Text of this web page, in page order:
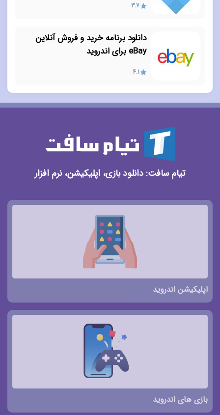
3.7
دانلود برنامه خرید و فروش آنلاین
eBay برای اندروید
4.1
تیام سافت: دانلود بازی، اپلیکیشن، نرم افزار
اپلیکیشن اندروید
بازی های اندروید